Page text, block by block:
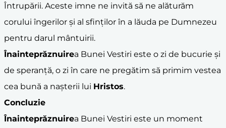
Întrupării. Aceste imne ne invită să ne alăturăm
corului îngerilor și al sfinților în a lăuda pe Dumnezeu
pentru darul mântuirii.
Înainteprăznuirea Bunei Vestiri este o zi de bucurie și
de speranță, o zi în care ne pregătim să primim vestea
cea bună a nașterii lui Hristos.
Concluzie
Înainteprăznuirea Bunei Vestiri este un moment